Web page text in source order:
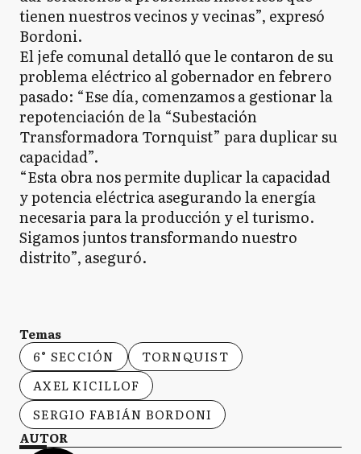
tienen nuestros vecinos y vecinas”, expresó
Bordoni.
El jefe comunal detalló que le contaron de su
problema eléctrico al gobernador en febrero
pasado: “Ese día, comenzamos a gestionar la
repotenciación de la “Subestación
Transformadora Tornquist” para duplicar su
capacidad”.
“Esta obra nos permite duplicar la capacidad
y potencia eléctrica asegurando la energía
necesaria para la producción y el turismo.
Sigamos juntos transformando nuestro
distrito”, aseguró.
Temas
6° SECCIÓN
TORNQUIST
AXEL KICILLOF
SERGIO FABIÁN BORDONI
AUTOR